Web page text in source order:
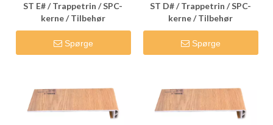
ST E# / Trappetrin / SPC-
kerne / Tilbehør
Spørge
ST D# / Trappetrin / SPC-
kerne / Tilbehør
Spørge